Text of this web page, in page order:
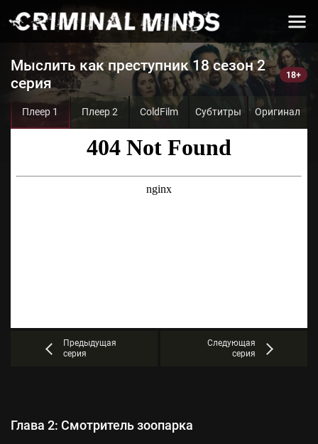
Мыслить как преступник 18 сезон 2
серия
Плеер 1 Плеер 2 ColdFilm Субтитры Оригинал
Предыдущая
серия
Следующая
серия
Глава 2: Смотритель зоопарка